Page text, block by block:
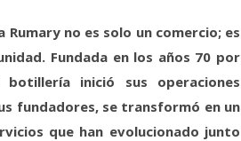
no es solo un comercio; es
Fundada en los años 70 por
botillería inició sus operaciones
fundadores, se transformó en un
que han evolucionado junto